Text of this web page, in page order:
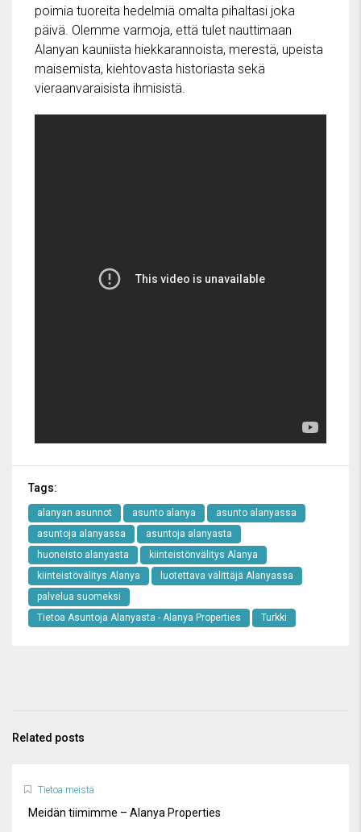
poimia tuoreita hedelmiä omalta pihaltasi joka
päivä. Olemme varmoja, että tulet nauttimaan
Alanyan kauniista hiekkarannoista, merestä, upeista
maisemista, kiehtovasta historiasta sekä
vieraanvaraisista ihmisistä.
Tags:
alanyan asunnot asunto alanya
asunto alanyassa
asuntoja alanyassa
asuntoja alanyasta
huoneisto alanyasta
kiinteistönvälitys Alanya
kiinteistövälitys Alanya
luotettava välittäjä Alanyassa
palvelua suomeksi
Tietoa Asuntoja Alanyasta - Alanya Properties
Turkki
Related posts
Tietoa meistä
Meidän tiimimme – Alanya Properties